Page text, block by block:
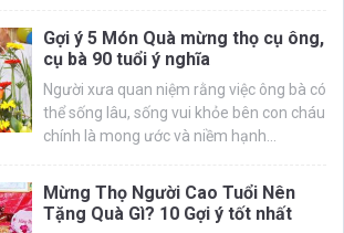
Gợi ý 5 Món Quà mừng thọ cụ ông,
cụ bà 90 tuổi ý nghĩa
Người xưa quan niệm rằng việc ông bà có
thể sống lâu, sống vui khỏe bên con cháu
chính là mong ước và niềm hạnh...
Mừng Thọ Người Cao Tuổi Nên
Tặng Quà Gì? 10 Gợi ý tốt nhất